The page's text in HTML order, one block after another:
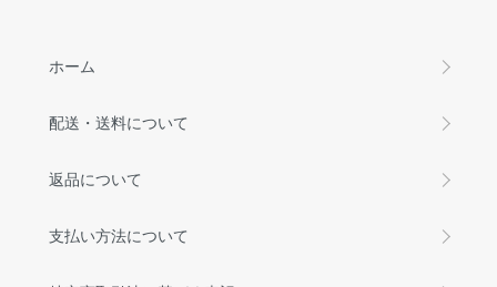
ホーム
配送・送料について
返品について
支払い方法について